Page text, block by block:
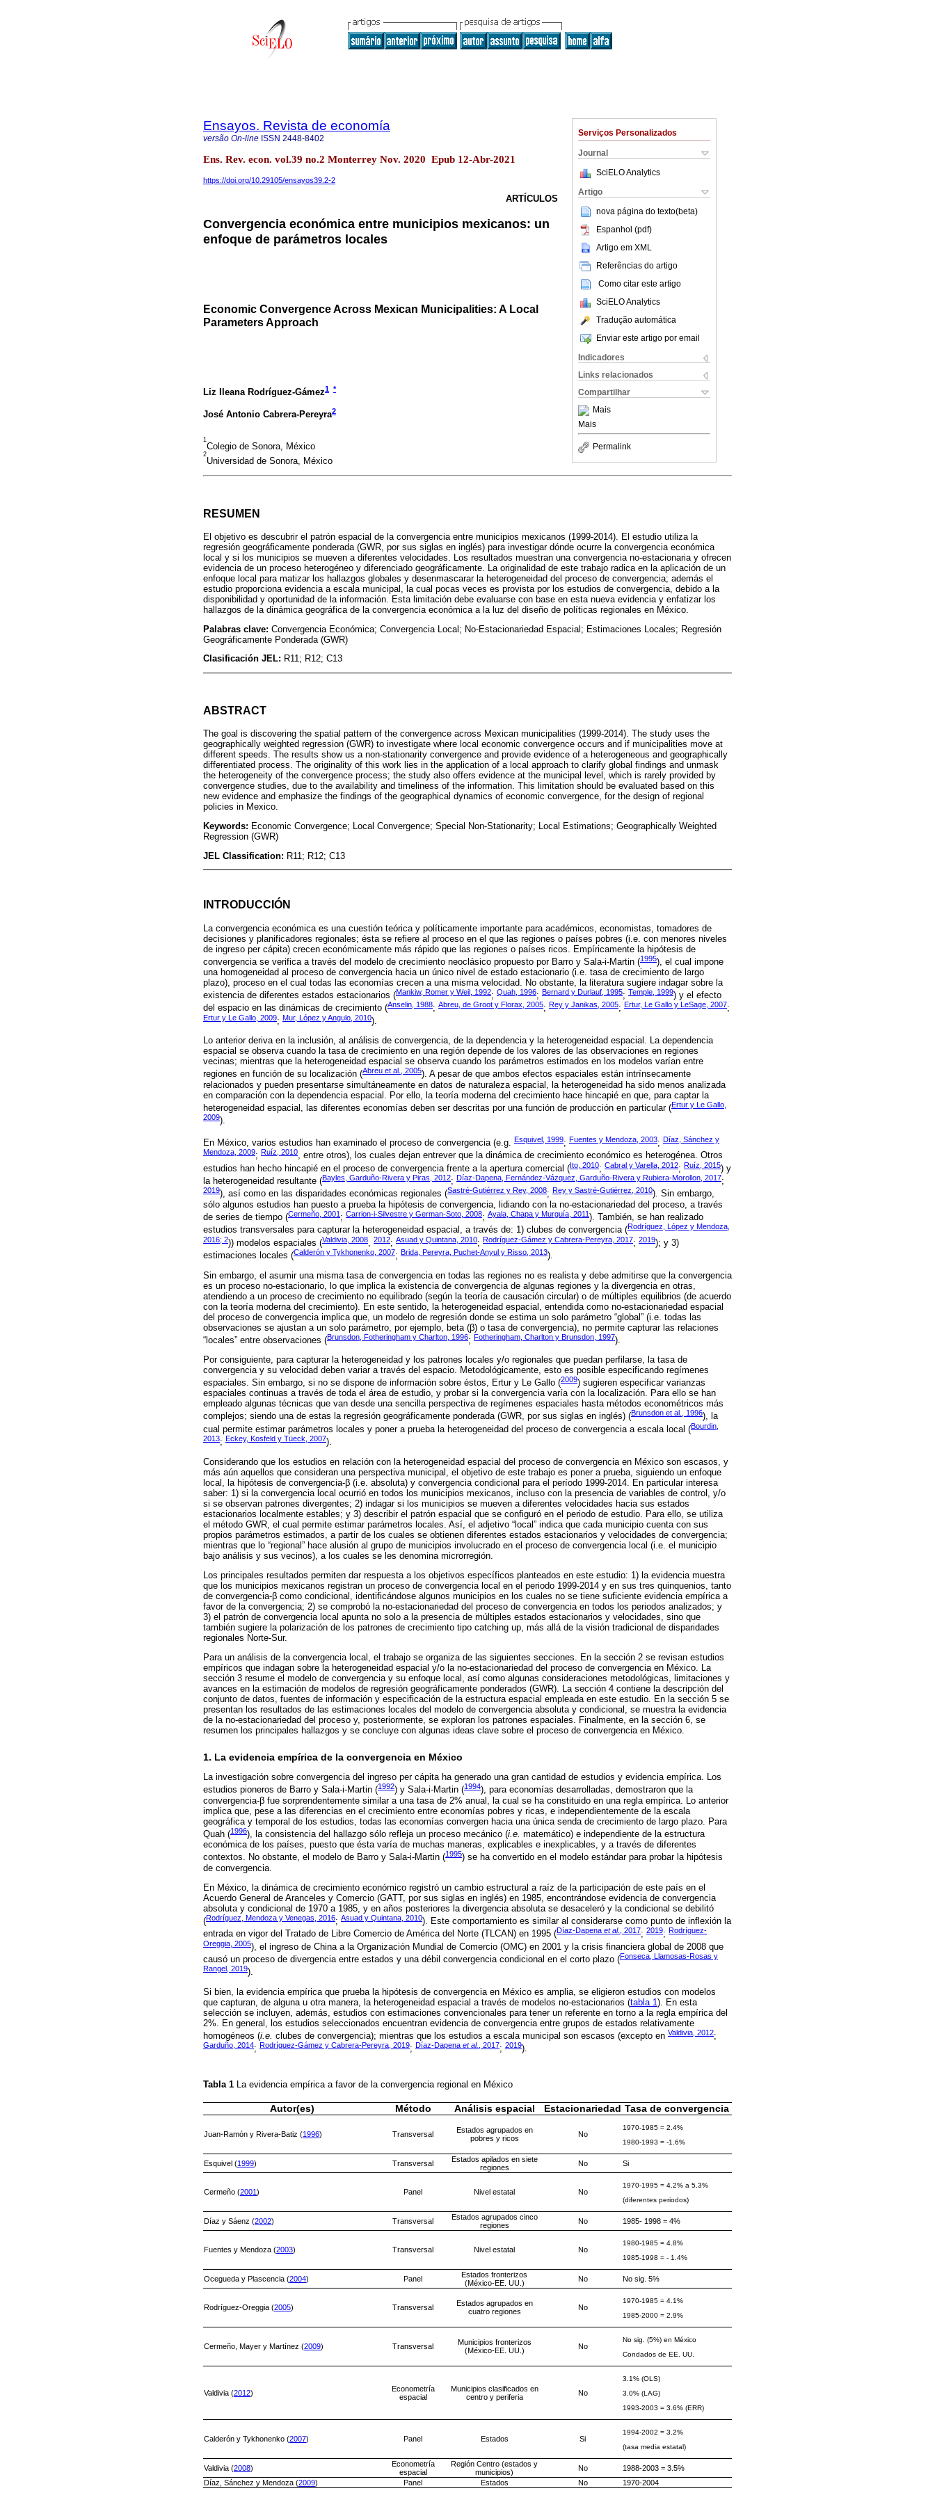
Serviços Personalizados
Journal
SciELO Analytics
Artigo
nova página do texto(beta)
Espanhol (pdf)
Artigo em XML
Referências do artigo
Como citar este artigo
SciELO Analytics
Tradução automática
Enviar este artigo por email
Indicadores
Links relacionados
Compartilhar
Mais
Mais
Permalink
Ensayos. Revista de economía
versão On-line ISSN 2448-8402
Ens. Rev. econ. vol.39 no.2 Monterrey Nov. 2020 Epub 12-Abr-2021
https://doi.org/10.29105/ensayos39.2-2
ARTÍCULOS
Convergencia económica entre municipios mexicanos: un
enfoque de parámetros locales
Economic Convergence Across Mexican Municipalities: A Local
Parameters Approach
Liz Ileana Rodríguez-Gámez1 *
José Antonio Cabrera-Pereyra2
1
Colegio de Sonora, México
2
Universidad de Sonora, México
RESUMEN
El objetivo es descubrir el patrón espacial de la convergencia entre municipios mexicanos (1999-2014). El estudio utiliza la
regresión geográficamente ponderada (GWR, por sus siglas en inglés) para investigar dónde ocurre la convergencia económica
local y si los municipios se mueven a diferentes velocidades. Los resultados muestran una convergencia no-estacionaria y ofrecen
evidencia de un proceso heterogéneo y diferenciado geográficamente. La originalidad de este trabajo radica en la aplicación de un
enfoque local para matizar los hallazgos globales y desenmascarar la heterogeneidad del proceso de convergencia; además el
estudio proporciona evidencia a escala municipal, la cual pocas veces es provista por los estudios de convergencia, debido a la
disponibilidad y oportunidad de la información. Esta limitación debe evaluarse con base en esta nueva evidencia y enfatizar los
hallazgos de la dinámica geográfica de la convergencia económica a la luz del diseño de políticas regionales en México.
Palabras clave: Convergencia Económica; Convergencia Local; No-Estacionariedad Espacial; Estimaciones Locales; Regresión
Geográficamente Ponderada (GWR)
Clasificación JEL: R11; R12; C13
ABSTRACT
The goal is discovering the spatial pattern of the convergence across Mexican municipalities (1999-2014). The study uses the
geographically weighted regression (GWR) to investigate where local economic convergence occurs and if municipalities move at
different speeds. The results show us a non-stationarity convergence and provide evidence of a heterogeneous and geographically
differentiated process. The originality of this work lies in the application of a local approach to clarify global findings and unmask
the heterogeneity of the convergence process; the study also offers evidence at the municipal level, which is rarely provided by
convergence studies, due to the availability and timeliness of the information. This limitation should be evaluated based on this
new evidence and emphasize the findings of the geographical dynamics of economic convergence, for the design of regional
policies in Mexico.
Keywords: Economic Convergence; Local Convergence; Special Non-Stationarity; Local Estimations; Geographically Weighted
Regression (GWR)
JEL Classification: R11; R12; C13
INTRODUCCIÓN
La convergencia económica es una cuestión teórica y políticamente importante para académicos, economistas, tomadores de
decisiones y planificadores regionales; ésta se refiere al proceso en el que las regiones o países pobres (i.e. con menores niveles
de ingreso per cápita) crecen económicamente más rápido que las regiones o países ricos. Empíricamente la hipótesis de
convergencia se verifica a través del modelo de crecimiento neoclásico propuesto por Barro y Sala-i-Martin (1995), el cual impone
una homogeneidad al proceso de convergencia hacia un único nivel de estado estacionario (i.e. tasa de crecimiento de largo
plazo), proceso en el cual todas las economías crecen a una misma velocidad. No obstante, la literatura sugiere indagar sobre la
existencia de diferentes estados estacionarios (Mankiw, Romer y Weil, 1992; Quah, 1996; Bernard y Durlauf, 1995; Temple, 1999) y el efecto
del espacio en las dinámicas de crecimiento (Anselin, 1988; Abreu, de Groot y Florax, 2005; Rey y Janikas, 2005; Ertur, Le Gallo y LeSage, 2007;
Ertur y Le Gallo, 2009; Mur, López y Angulo, 2010).
Lo anterior deriva en la inclusión, al análisis de convergencia, de la dependencia y la heterogeneidad espacial. La dependencia
espacial se observa cuando la tasa de crecimiento en una región depende de los valores de las observaciones en regiones
vecinas; mientras que la heterogeneidad espacial se observa cuando los parámetros estimados en los modelos varían entre
regiones en función de su localización (Abreu et al., 2005). A pesar de que ambos efectos espaciales están intrínsecamente
relacionados y pueden presentarse simultáneamente en datos de naturaleza espacial, la heterogeneidad ha sido menos analizada
en comparación con la dependencia espacial. Por ello, la teoría moderna del crecimiento hace hincapié en que, para captar la
heterogeneidad espacial, las diferentes economías deben ser descritas por una función de producción en particular (Ertur y Le Gallo,
2009).
En México, varios estudios han examinado el proceso de convergencia (e.g. Esquivel, 1999; Fuentes y Mendoza, 2003; Díaz, Sánchez y
Mendoza, 2009; Ruíz, 2010, entre otros), los cuales dejan entrever que la dinámica de crecimiento económico es heterogénea. Otros
estudios han hecho hincapié en el proceso de convergencia frente a la apertura comercial (Ito, 2010; Cabral y Varella, 2012; Ruíz, 2015) y
la heterogeneidad resultante (Bayles, Garduño-Rivera y Piras, 2012; Díaz-Dapena, Fernández-Vázquez, Garduño-Rivera y Rubiera-Morollon, 2017;
2019), así como en las disparidades económicas regionales (Sastré-Gutiérrez y Rey, 2008; Rey y Sastré-Gutiérrez, 2010). Sin embargo,
sólo algunos estudios han puesto a prueba la hipótesis de convergencia, lidiando con la no-estacionariedad del proceso, a través
de series de tiempo (Cermeño, 2001 ; Carrion-i-Silvestre y German-Soto, 2008; Ayala, Chapa y Murguía, 2011). También, se han realizado
estudios transversales para capturar la heterogeneidad espacial, a través de: 1) clubes de convergencia (Rodríguez, López y Mendoza,
2016; 2)) modelos espaciales (Valdivia, 2008 2012; Asuad y Quintana, 2010; Rodríguez-Gámez y Cabrera-Pereyra, 2017; 2019); y 3)
estimaciones locales (Calderón y Tykhonenko, 2007; Brida, Pereyra, Puchet-Anyul y Risso, 2013).
Sin embargo, el asumir una misma tasa de convergencia en todas las regiones no es realista y debe admitirse que la convergencia
es un proceso no-estacionario, lo que implica la existencia de convergencia de algunas regiones y la divergencia en otras,
atendiendo a un proceso de crecimiento no equilibrado (según la teoría de causación circular) o de múltiples equilibrios (de acuerdo
con la teoría moderna del crecimiento). En este sentido, la heterogeneidad espacial, entendida como no-estacionariedad espacial
del proceso de convergencia implica que, un modelo de regresión donde se estima un solo parámetro “global” (i.e. todas las
observaciones se ajustan a un solo parámetro, por ejemplo, beta (β) o tasa de convergencia), no permite capturar las relaciones
“locales” entre observaciones (Brunsdon, Fotheringham y Charlton, 1996; Fotheringham, Charlton y Brunsdon, 1997).
Por consiguiente, para capturar la heterogeneidad y los patrones locales y/o regionales que puedan perfilarse, la tasa de
convergencia y su velocidad deben variar a través del espacio. Metodológicamente, esto es posible especificando regímenes
espaciales. Sin embargo, si no se dispone de información sobre éstos, Ertur y Le Gallo (2009) sugieren especificar varianzas
espaciales continuas a través de toda el área de estudio, y probar si la convergencia varía con la localización. Para ello se han
empleado algunas técnicas que van desde una sencilla perspectiva de regímenes espaciales hasta métodos econométricos más
complejos; siendo una de estas la regresión geográficamente ponderada (GWR, por sus siglas en inglés) (Brunsdon et al., 1996), la
cual permite estimar parámetros locales y poner a prueba la heterogeneidad del proceso de convergencia a escala local (Bourdin,
2013; Eckey, Kosfeld y Tüeck, 2007).
Considerando que los estudios en relación con la heterogeneidad espacial del proceso de convergencia en México son escasos, y
más aún aquellos que consideran una perspectiva municipal, el objetivo de este trabajo es poner a prueba, siguiendo un enfoque
local, la hipótesis de convergencia-β (i.e. absoluta) y convergencia condicional para el período 1999-2014. En particular interesa
saber: 1) si la convergencia local ocurrió en todos los municipios mexicanos, incluso con la presencia de variables de control, y/o
si se observan patrones divergentes; 2) indagar si los municipios se mueven a diferentes velocidades hacia sus estados
estacionarios localmente estables; y 3) describir el patrón espacial que se configuró en el periodo de estudio. Para ello, se utiliza
el método GWR, el cual permite estimar parámetros locales. Así, el adjetivo “local” indica que cada municipio cuenta con sus
propios parámetros estimados, a partir de los cuales se obtienen diferentes estados estacionarios y velocidades de convergencia;
mientras que lo “regional” hace alusión al grupo de municipios involucrado en el proceso de convergencia local (i.e. el municipio
bajo análisis y sus vecinos), a los cuales se les denomina microrregión.
Los principales resultados permiten dar respuesta a los objetivos específicos planteados en este estudio: 1) la evidencia muestra
que los municipios mexicanos registran un proceso de convergencia local en el periodo 1999-2014 y en sus tres quinquenios, tanto
de convergencia-β como condicional, identificándose algunos municipios en los cuales no se tiene suficiente evidencia empírica a
favor de la convergencia; 2) se comprobó la no-estacionariedad del proceso de convergencia en todos los periodos analizados; y
3) el patrón de convergencia local apunta no solo a la presencia de múltiples estados estacionarios y velocidades, sino que
también sugiere la polarización de los patrones de crecimiento tipo catching up, más allá de la visión tradicional de disparidades
regionales Norte-Sur.
Para un análisis de la convergencia local, el trabajo se organiza de las siguientes secciones. En la sección 2 se revisan estudios
empíricos que indagan sobre la heterogeneidad espacial y/o la no-estacionariedad del proceso de convergencia en México. La
sección 3 resume el modelo de convergencia y su enfoque local, así como algunas consideraciones metodológicas, limitaciones y
avances en la estimación de modelos de regresión geográficamente ponderados (GWR). La sección 4 contiene la descripción del
conjunto de datos, fuentes de información y especificación de la estructura espacial empleada en este estudio. En la sección 5 se
presentan los resultados de las estimaciones locales del modelo de convergencia absoluta y condicional, se muestra la evidencia
de la no-estacionariedad del proceso y, posteriormente, se exploran los patrones espaciales. Finalmente, en la sección 6, se
resumen los principales hallazgos y se concluye con algunas ideas clave sobre el proceso de convergencia en México.
1. La evidencia empírica de la convergencia en México
La investigación sobre convergencia del ingreso per cápita ha generado una gran cantidad de estudios y evidencia empírica. Los
estudios pioneros de Barro y Sala-i-Martin (1992) y Sala-i-Martin (1994), para economías desarrolladas, demostraron que la
convergencia-β fue sorprendentemente similar a una tasa de 2% anual, la cual se ha constituido en una regla empírica. Lo anterior
implica que, pese a las diferencias en el crecimiento entre economías pobres y ricas, e independientemente de la escala
geográfica y temporal de los estudios, todas las economías convergen hacia una única senda de crecimiento de largo plazo. Para
Quah (1996), la consistencia del hallazgo sólo refleja un proceso mecánico (i.e. matemático) e independiente de la estructura
económica de los países, puesto que ésta varía de muchas maneras, explicables e inexplicables, y a través de diferentes
contextos. No obstante, el modelo de Barro y Sala-i-Martin (1995) se ha convertido en el modelo estándar para probar la hipótesis
de convergencia.
En México, la dinámica de crecimiento económico registró un cambio estructural a raíz de la participación de este país en el
Acuerdo General de Aranceles y Comercio (GATT, por sus siglas en inglés) en 1985, encontrándose evidencia de convergencia
absoluta y condicional de 1970 a 1985, y en años posteriores la divergencia absoluta se desaceleró y la condicional se debilitó
(Rodríguez, Mendoza y Venegas, 2016; Asuad y Quintana, 2010). Este comportamiento es similar al considerarse como punto de inflexión la
entrada en vigor del Tratado de Libre Comercio de América del Norte (TLCAN) en 1995 (Díaz-Dapena et al., 2017; 2019; Rodríguez-
Oreggia, 2005), el ingreso de China a la Organización Mundial de Comercio (OMC) en 2001 y la crisis financiera global de 2008 que
causó un proceso de divergencia entre estados y una débil convergencia condicional en el corto plazo (Fonseca, Llamosas-Rosas y
Rangel, 2019).
Si bien, la evidencia empírica que prueba la hipótesis de convergencia en México es amplia, se eligieron estudios con modelos
que capturan, de alguna u otra manera, la heterogeneidad espacial a través de modelos no-estacionarios (tabla 1 ). En esta
selección se incluyen, además, estudios con estimaciones convencionales para tener un referente en torno a la regla empírica del
2%. En general, los estudios seleccionados encuentran evidencia de convergencia entre grupos de estados relativamente
homogéneos (i.e. clubes de convergencia); mientras que los estudios a escala municipal son escasos (excepto en Valdivia, 2012;
Garduño, 2014; Rodríguez-Gámez y Cabrera-Pereyra, 2019; Díaz-Dapena et al. , 2017; 2019).
Tabla 1 La evidencia empírica a favor de la convergencia regional en México
Autor(es) Método Análisis espacial Estacionariedad Tasa de convergencia
Juan-Ramón y Rivera-Batiz (1996) Transversal
Estados agrupados en
pobres y ricos
No
1970-1985 = 2.4%
1980-1993 = -1.6%
Esquivel (1999) Transversal
Estados apilados en siete
regiones
No Si
Cermeño (2001 ) Panel Nivel estatal No
1970-1995 = 4.2% a 5.3%
(diferentes periodos)
Díaz y Sáenz (2002) Transversal
Estados agrupados cinco
regiones
No 1985- 1998 = 4%
Fuentes y Mendoza (2003) Transversal Nivel estatal No
1980-1985 = 4.8%
1985-1998 = - 1.4%
Ocegueda y Plascencia (2004) Panel
Estados fronterizos
(México-EE. UU.)
No No sig. 5%
Rodríguez-Oreggia (2005) Transversal
Estados agrupados en
cuatro regiones
No
1970-1985 = 4.1%
1985-2000 = 2.9%
Cermeño, Mayer y Martínez (2009) Transversal
Municipios fronterizos
(México-EE. UU.)
No
No sig. (5%) en México
Condados de EE. UU.
Valdivia (2012)
Econometría
espacial
Municipios clasificados en
centro y periferia
No
3.1% (OLS)
3.0% (LAG)
1993-2003 = 3.6% (ERR)
Calderón y Tykhonenko (2007) Panel Estados Si
1994-2002 = 3.2%
(tasa media estatal)
Valdivia (2008)
Econometría
espacial
Región Centro (estados y
municipios)
No
1988-2003 = 3.5%
Díaz, Sánchez y Mendoza (2009) Panel Estados No 1970-2004